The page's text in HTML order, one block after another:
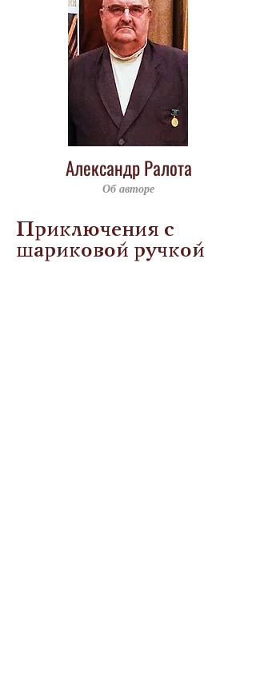
Александр Ралота
Об авторе
Приключения с
шариковой ручкой